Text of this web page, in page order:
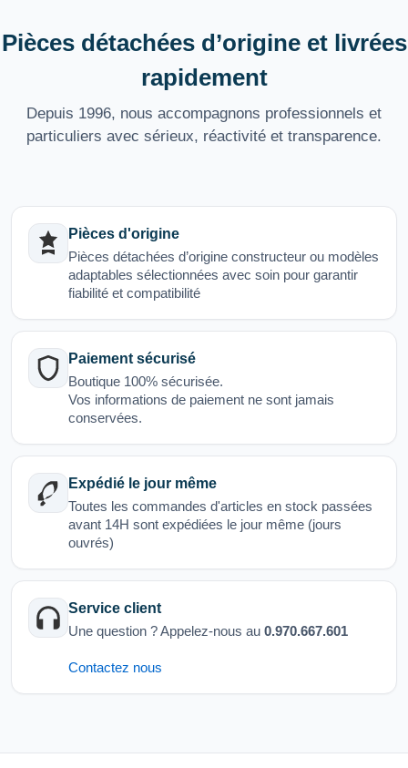
Pièces détachées d’origine et livrées
rapidement
Depuis 1996, nous accompagnons professionnels et
particuliers avec sérieux, réactivité et transparence.
Pièces d'origine
Pièces détachées d’origine constructeur ou modèles
adaptables sélectionnées avec soin pour garantir
fiabilité et compatibilité
Paiement sécurisé
Boutique 100% sécurisée.
Vos informations de paiement ne sont jamais
conservées.
Expédié le jour même
Toutes les commandes d'articles en stock passées
avant 14H sont expédiées le jour même (jours
ouvrés)
Service client
Une question ? Appelez-nous au 0.970.667.601
Contactez nous